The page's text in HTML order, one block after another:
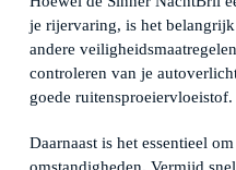
je rijervaring, is het
andere
controleren van je
goede ruitensproeiervloeistof.
Daarnaast is het essentieel